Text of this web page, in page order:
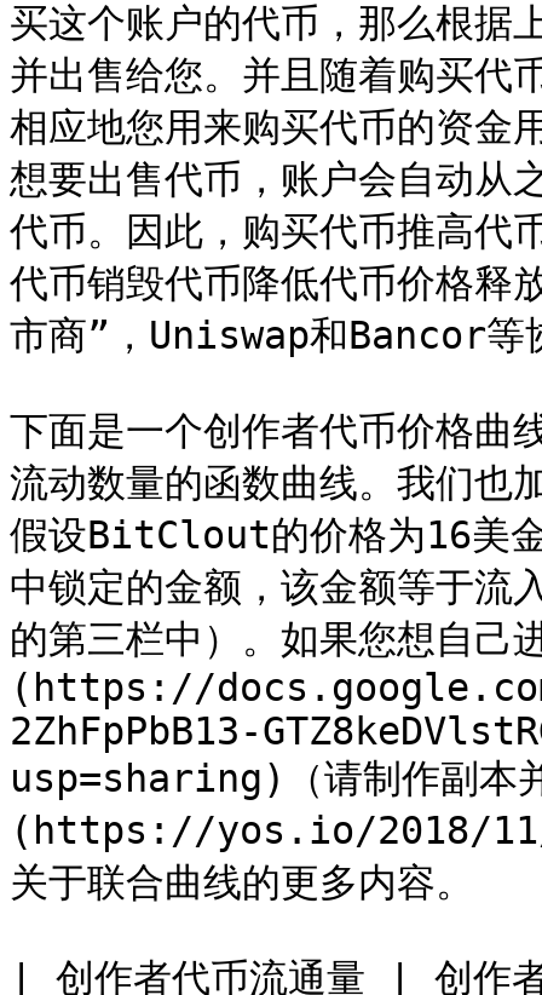
买这个账户的代币，那么根据
并出售给您。并且随着购买代
相应地您用来购买代币的资金
想要出售代币，账户会自动从
代币。因此，购买代币推高代
代币销毁代币降低代币价格释
市商”，Uniswap和Bancor等
下面是一个创作者代币价格曲
流动数量的函数曲线。我们也
假设BitClout的价格为16美
中锁定的金额，该金额等于流
的第三栏中）。如果您想自
(https://
2ZhFpPbB13-
usp=sharing)（请制作副本
(https://yos.io/2018/11/
关于联合曲线的更多内容。
| 创作者代币流通量 | 创作